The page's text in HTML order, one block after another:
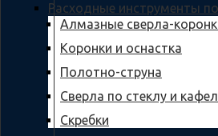
Расходные инструменты
Алмазные сверла-
Коронки и оснастка
Полотно-струна
Сверла по стеклу и
Скребки